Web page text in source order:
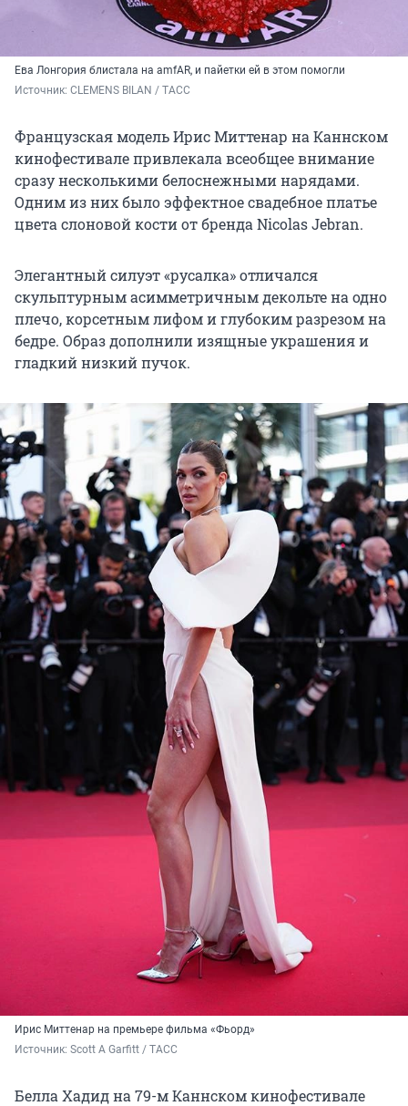
Ева Лонгория блистала на amfAR, и пайетки ей в этом помогли
Источник: CLEMENS BILAN / ТАСС
Французская модель Ирис Миттенар на Каннском
кинофестивале привлекала всеобщее внимание
сразу несколькимибелоснежными нарядами.
Одним из них былоэффектное свадебное платье
цвета слоновой костиот бренда Nicolas Jebran.
Элегантный силуэт «русалка» отличался
скульптурным асимметричным декольте на одно
плечо, корсетным лифом и глубоким разрезом на
бедре. Образ дополнили изящные украшения и
гладкий низкий пучок.
Ирис Миттенар на премьере фильма «Фьорд»
Источник: Scott A Garfitt / ТАСС
Белла Хадид на 79-м Каннском кинофестивале